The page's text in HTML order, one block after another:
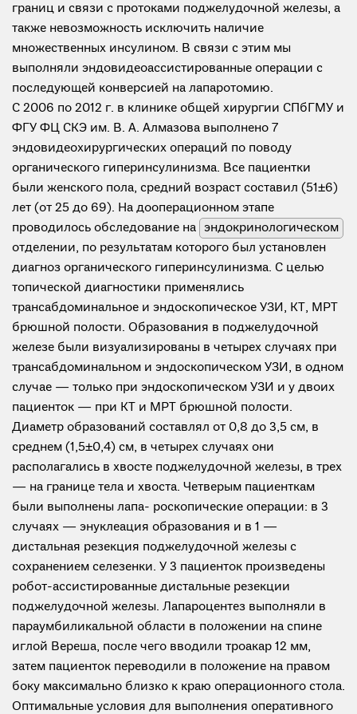
границ и связи с протоками поджелудочной железы, а
также невозможность исключить наличие
множественных инсулином. В связи с этим мы
выполняли эндовидеоассистированные операции с
последующей конверсией на лапаротомию.
С 2006 по 2012 г. в клинике общей хирургии СПбГМУ и
ФГУ ФЦ СКЭ им. В. А. Алмазова выполнено 7
эндовидеохирургических операций по поводу
органического гиперинсулинизма. Все пациентки
были женского пола, средний возраст составил (51±6)
лет (от 25 до 69). На дооперационном этапе
проводилось обследование на эндокринологическом
отделении, по результатам которого был установлен
диагноз органического гиперинсулинизма. С целью
топической диагностики применялись
трансабдоминальное и эндоскопическое УЗИ, КТ, МРТ
брюшной полости. Образования в поджелудочной
железе были визуализированы в четырех случаях при
трансабдоминальном и эндоскопическом УЗИ, в одном
случае — только при эндоскопическом УЗИ и у двоих
пациенток — при КТ и МРТ брюшной полости.
Диаметр образований составлял от 0,8 до 3,5 см, в
среднем (1,5±0,4) см, в четырех случаях они
располагались в хвосте поджелудочной железы, в трех
— на границе тела и хвоста. Четверым пациенткам
были выполнены лапа- роскопические операции: в 3
случаях — энуклеация образования и в 1 —
дистальная резекция поджелудочной железы с
сохранением селезенки. У 3 пациенток произведены
робот-ассистированные дистальные резекции
поджелудочной железы. Лапароцентез выполняли в
параумбиликальной области в положении на спине
иглой Вереша, после чего вводили троакар 12 мм,
затем пациенток переводили в положение на правом
боку максимально близко к краю операционного стола.
Оптимальные условия для выполнения оперативного